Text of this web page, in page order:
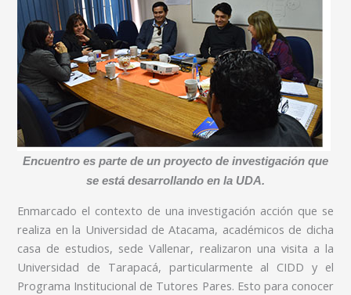
Encuentro es parte de un proyecto de investigación que
se está desarrollando en la UDA.
Enmarcado el contexto de una investigación acción que se
realiza en la Universidad de Atacama, académicos de dicha
casa de estudios, sede Vallenar, realizaron una visita a la
Universidad de Tarapacá, particularmente al CIDD y el
Programa Institucional de Tutores Pares. Esto para conocer